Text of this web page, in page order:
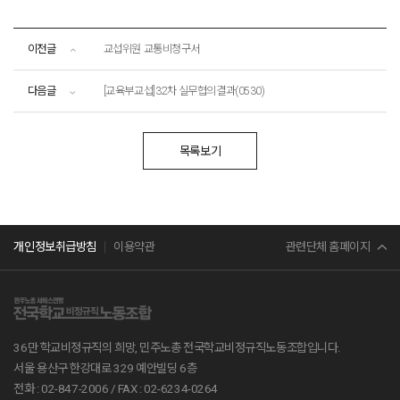
이전글 교섭위원 교통비청구서
다음글 [교육부교섭]32차 실무협의결과(0530)
목록보기
개인정보취급방침 이용약관 관련단체 홈페이지
민주노총
전교조
공무원노조
36만 학교비정규직의 희망, 민주노총 전국학교비정규직노동조합입니다.
서울 용산구 한강대로 329 예안빌딩 6층
전화 : 02-847-2006 / FAX : 02-6234-0264